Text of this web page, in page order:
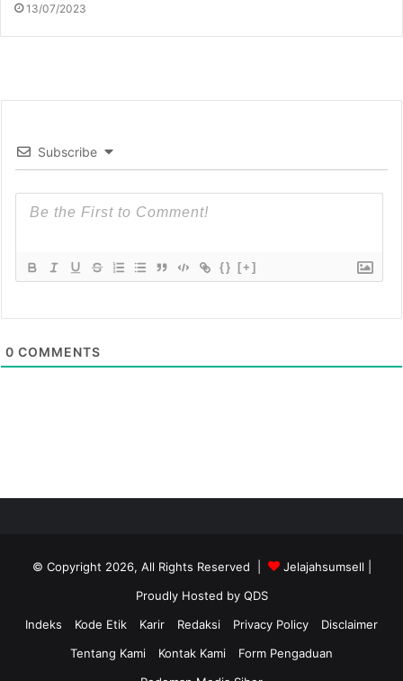
13/07/2023
Subscribe
{} [+]
0 COMMENTS
© Copyright 2026, All Rights Reserved | Jelajahsumsell
Proudly Hosted by QDS
Indeks
Kode Etik Karir Redaksi Privacy Policy
Disclaimer
Tentang Kami
Kontak Kami
Form Pengaduan